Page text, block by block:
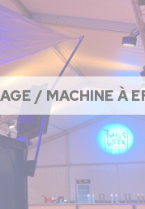
/ MACHINE À